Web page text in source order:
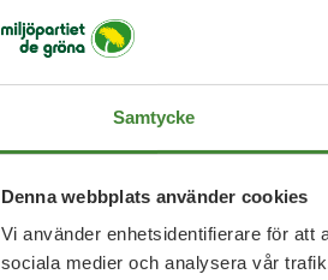
Samtycke
Denna webbplats använder cookies
Vi använder enhetsidentifierare för att
sociala medier och analysera vår
Typ:Artikel
Länk:
https://www.gd.se/